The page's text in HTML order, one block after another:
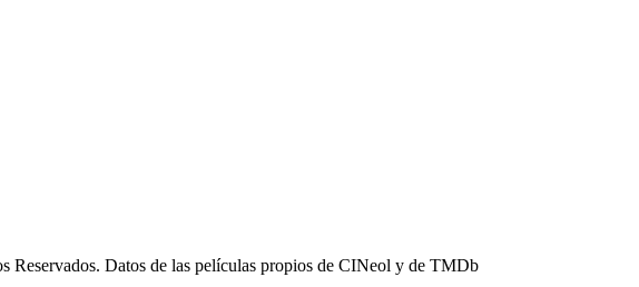
Reservados. Datos de las películas propios de CINeol y de TMDb